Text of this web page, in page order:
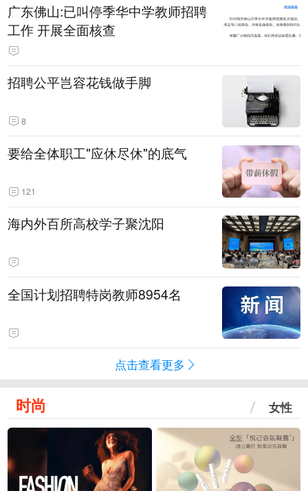
广东佛山:已叫停季华中学教师招聘
工作 开展全面核查
招聘公平岂容花钱做手脚
8
要给全体职工"应休尽休"的底气
121
海内外百所高校学子聚沈阳
全国计划招聘特岗教师8954名
点击查看更多
时尚 女性